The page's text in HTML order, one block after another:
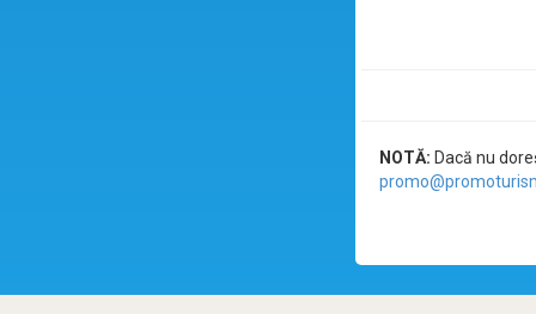
NOTĂ: Dacă nu